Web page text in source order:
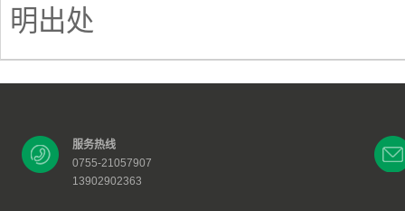
明出处
服务热线
0755-21057907
13902902363